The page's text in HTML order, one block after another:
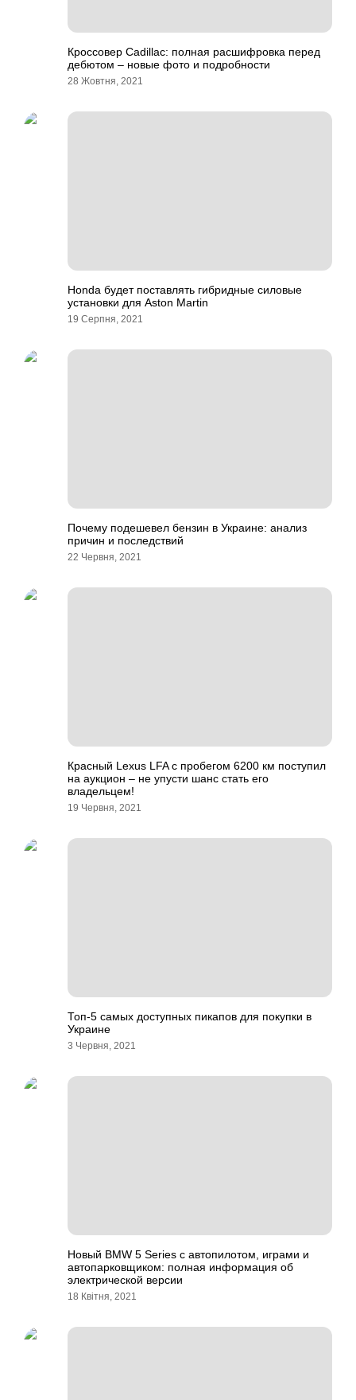
Кроссовер Cadillac: полная расшифровка перед
дебютом – новые фото и подробности
28 Жовтня, 2021
Honda будет поставлять гибридные силовые
установки для Aston Martin
19 Серпня, 2021
Почему подешевел бензин в Украине: анализ
причин и последствий
22 Червня, 2021
Красный Lexus LFA с пробегом 6200 км поступил
на аукцион – не упусти шанс стать его
владельцем!
19 Червня, 2021
Топ-5 самых доступных пикапов для покупки в
Украине
3 Червня, 2021
Новый BMW 5 Series с автопилотом, играми и
автопарковщиком: полная информация об
электрической версии
18 Квітня, 2021